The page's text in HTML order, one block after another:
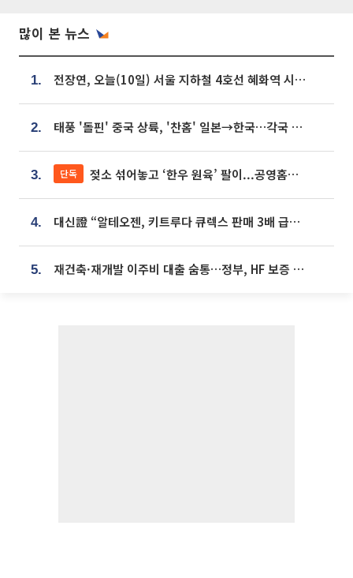
많이 본 뉴스
1. 전장연, 오늘(10일) 서울 지하철 4호선 혜화역 시위…1호선 용산역 무정차
2. 태풍 '돌핀' 중국 상륙, '찬홈' 일본→한국…각국 기상청 예상 경로는?
3. 단독 젖소 섞어놓고 ‘한우 원육’ 팔이...공영홈쇼핑 표기·검증 구멍
4. 대신證 “알테오젠, 키트루다 큐렉스 판매 3배 급증…목표가 41만원 상향”
5. 재건축·재개발 이주비 대출 숨통…정부, HF 보증 신설 추진